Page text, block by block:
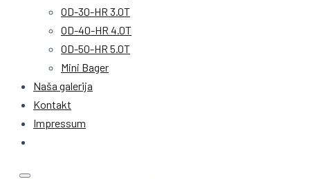
OD-30-HR 3.0T
OD-40-HR 4.0T
OD-50-HR 5.0T
Mini Bager
Naša galerija
Kontakt
Impressum